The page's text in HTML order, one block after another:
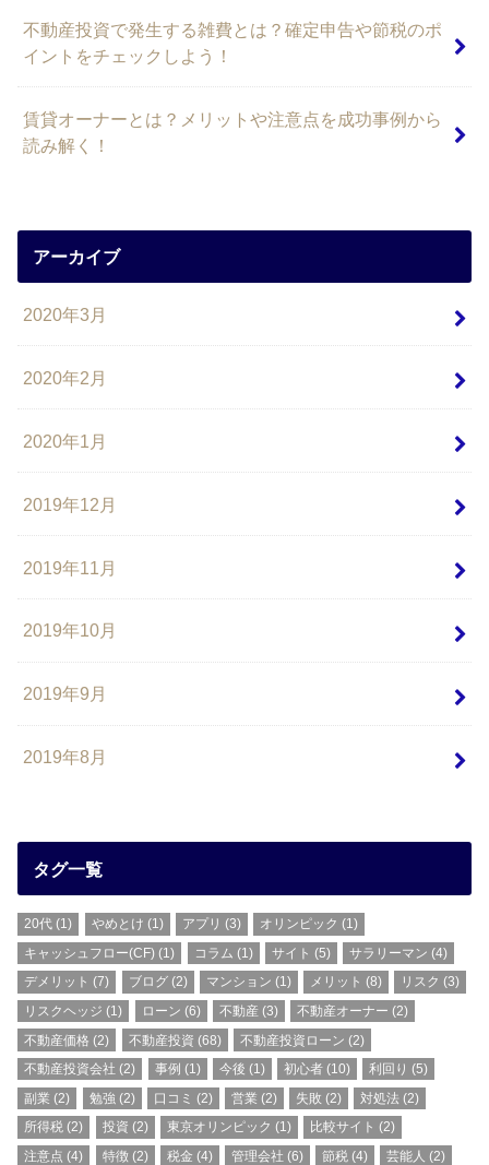
不動産投資で発生する雑費とは？確定申告や節税のポ
イントをチェックしよう！
賃貸オーナーとは？メリットや注意点を成功事例から
読み解く！
アーカイブ
2020年3月
2020年2月
2020年1月
2019年12月
2019年11月
2019年10月
2019年9月
2019年8月
タグ一覧
20代 (1) やめとけ (1) アプリ (3) オリンピック (1)
キャッシュフロー(CF) (1) コラム (1) サイト (5) サラリーマン (4)
デメリット (7) ブログ(2) マンション (1) メリット (8) リスク (3)
リスクヘッジ (1) ローン (6) 不動産(3) 不動産オーナー (2)
不動産価格 (2) 不動産投資 (68) 不動産投資ローン (2)
不動産投資会社 (2) 事例 (1) 今後 (1) 初心者 (10) 利回り (5)
副業 (2) 勉強 (2) 口コミ (2) 営業 (2) 失敗 (2) 対処法 (2)
所得税 (2) 投資 (2) 東京オリンピック (1) 比較サイト (2)
注意点 (4) 特徴(2) 税金 (4) 管理会社 (6) 節税 (4) 芸能人 (2)